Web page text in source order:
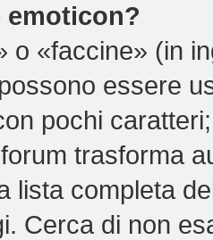
emoticon?
o «faccine» (in
essere
pochi
trasforma
lista completa
Cerca di non